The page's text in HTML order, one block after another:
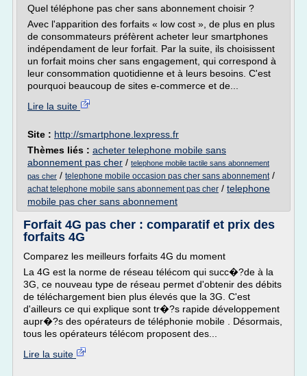
Quel téléphone pas cher sans abonnement choisir ?
Avec l'apparition des forfaits « low cost », de plus en plus
de consommateurs préfèrent acheter leur smartphones
indépendament de leur forfait. Par la suite, ils choisissent
un forfait moins cher sans engagement, qui correspond à
leur consommation quotidienne et à leurs besoins. C'est
pourquoi beaucoup de sites e-commerce et de...
Lire la suite
Site : http://smartphone.lexpress.fr
Thèmes liés : acheter telephone mobile sans
abonnement pas cher / telephone mobile tactile sans abonnement
pas cher / telephone mobile occasion pas cher sans abonnement/
achat telephone mobile sans abonnement pas cher / telephone
mobile pas cher sans abonnement
Forfait 4G pas cher : comparatif et prix des
forfaits 4G
Comparez les meilleurs forfaits 4G du moment
La 4G est la norme de réseau télécom qui succ�?de à la
3G, ce nouveau type de réseau permet d'obtenir des débits
de téléchargement bien plus élevés que la 3G. C'est
d'ailleurs ce qui explique sont tr�?s rapide développement
aupr�?s des opérateurs de téléphonie mobile . Désormais,
tous les opérateurs télécom proposent des...
Lire la suite